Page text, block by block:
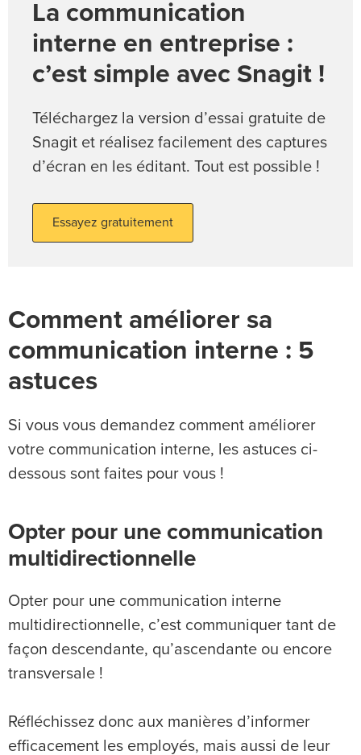
La communication
interne en entreprise :
c’est simple avec Snagit !
Téléchargez la version d’essai gratuite de
Snagit et réalisez facilement des captures
d’écran en les éditant. Tout est possible !
Essayez gratuitement
Comment améliorer sa
communication interne : 5
astuces
Si vous vous demandez comment améliorer
votre communication interne, les astuces ci-
dessous sont faites pour vous !
Opter pour une communication
multidirectionnelle
Opter pour une communication interne
multidirectionnelle, c’est communiquer tant de
façon descendante, qu’ascendante ou encore
transversale !
Réfléchissez donc aux manières d’informer
efficacement les employés, mais aussi de leur